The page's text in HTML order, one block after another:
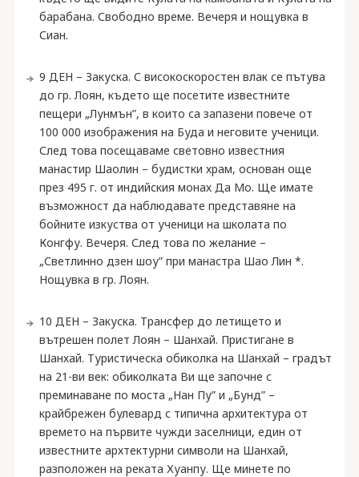
барабана. Свободно време. Вечеря и нощувка в
Сиан.
9 ДЕН – Закуска. С високоскоростен влак се пътува
до гр. Лоян, където ще посетите известните
пещери „Лунмън”, в които са запазени повече от
100 000 изображения на Буда и неговите ученици.
След това посещаваме световно известния
манастир Шаолин – будистки храм, основан още
през 495 г. от индийския монах Да Мо. Ще имате
възможност да наблюдавате представяне на
бойните изкуства от ученици на школата по
Конгфу. Вечеря. След това по желание –
„Светлинно дзен шоу” при манастра Шао Лин *.
Нощувка в гр. Лоян.
10 ДЕН – Закуска. Трансфер до летището и
вътрешен полет Лоян – Шанхай. Пристигане в
Шанхай. Туристическа обиколка на Шанхай – градът
на 21-ви век: обиколката Ви ще започне с
преминаване по моста „Нан Пу” и „Бунд” –
крайбрежен булевард с типична архитектура от
времето на първите чужди заселници, един от
известните архтектурни символи на Шанхай,
разположен на реката Хуанпу. Ще минете по